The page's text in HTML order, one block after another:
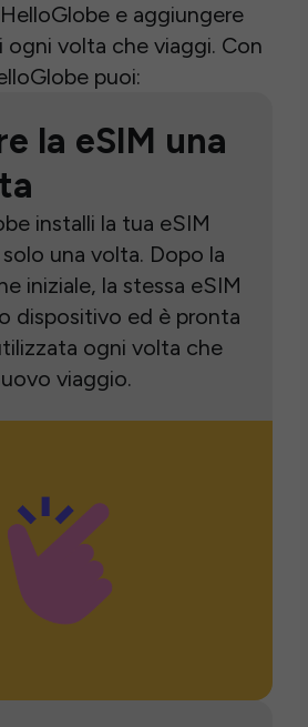
e aggiungere
ogni volta che viaggi. Con
puoi:
la eSIM una
installi la tua eSIM
una volta. Dopo la
iniziale, la stessa eSIM
dispositivo ed è pronta
ogni volta che
viaggio.